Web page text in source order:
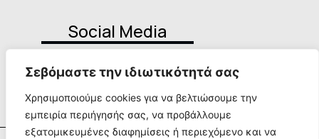
Σεβόμαστε την ιδιωτικότητά σας
Χρησιμοποιούμε cookies για να βελτιώσουμε την
εμπειρία περιήγησής σας, να προβάλλουμε
εξατομικευμένες διαφημίσεις ή περιεχόμενο και να
Social Media